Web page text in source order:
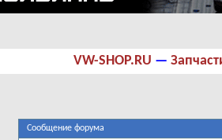
VW-SHOP.RU —
Сообщение форума